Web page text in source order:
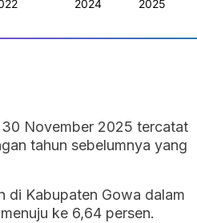
November 2025 tercatat
tahun sebelumnya yang
di Kabupaten Gowa dalam
ke 6,64 persen.